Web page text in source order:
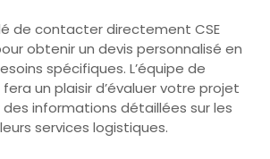
de contacter directement CSE
obtenir un devis personnalisé en
spécifiques. L’équipe de
un plaisir d’évaluer votre projet
informations détaillées sur les
services logistiques.